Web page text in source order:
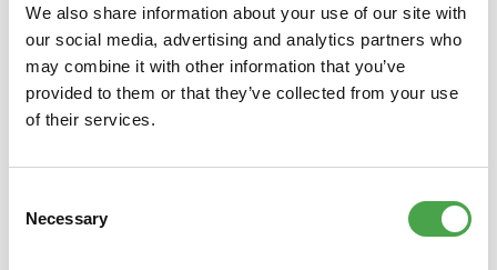
We also share information about your use of our site with
our social media, advertising and analytics partners who
may combine it with other information that you’ve
provided to them or that they’ve collected from your use
of their services.
Selection
Necessary
Ausverkauft